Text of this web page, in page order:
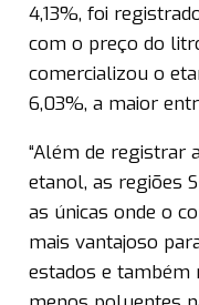
4,13%, foi
com o preço do
comercializou o
6,03%, a maior
“Além de registrar
etanol, as regiões
as únicas onde o
mais vantajoso
estados e também